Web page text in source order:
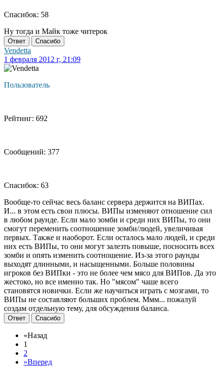
Спасибок: 58
Ну тогда и Майк тоже читерок
Ответ Спасибо
Vendetta
1 февраля 2012 г, 21:09
Пользователь
Рейтинг: 692
Сообщений: 377
Спасибок: 63
Вообще-то сейчас весь баланс сервера держится на ВИПах.
И... в этом есть свои плюсы. ВИПы изменяют отношение сил
в любом раунде. Если мало зомби и среди них ВИПы, то они
смогут переменить соотношение зомби/людей, увеличивая
первых. Также и наоборот. Если осталось мало людей, и среди
них есть ВИПы, то они могут залезть повыше, посносить всех
зомби и опять изменить соотношение. Из-за этого раунды
выходят длинными, и насыщенными. Больше половины
игроков без ВИПки - это не более чем мясо для ВИПов. Да это
жестоко, но все именно так. Но "мясом" чаше всего
становятся новички. Если же научиться играть с мозгами, то
ВИПы не составляют больших проблем. Ммм... пожалуй
создам отдельную тему, для обсуждения баланса.
Ответ Спасибо
«Назад
1
2
»Вперед